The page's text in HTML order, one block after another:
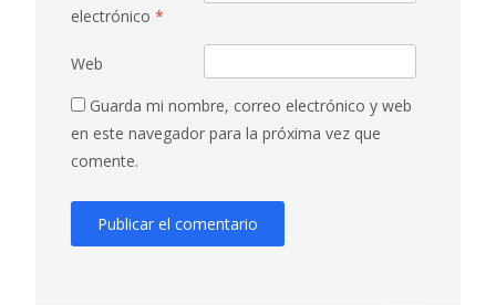
electrónico *
Web
Guarda mi nombre, correo electrónico y web
en este navegador para la próxima vez que
comente.